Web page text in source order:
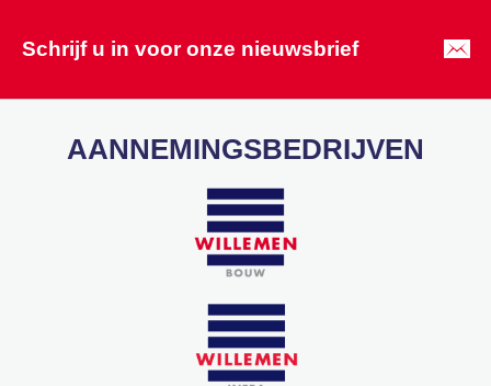
Schrijf u in voor onze nieuwsbrief
AANNEMINGSBEDRIJVEN